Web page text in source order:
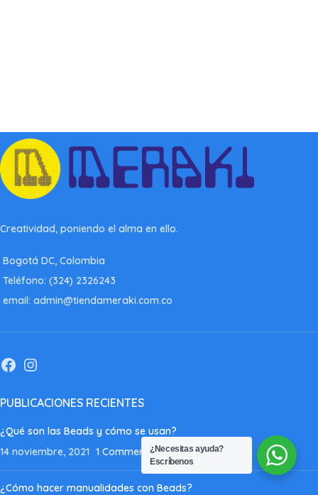
Creatividad, poniendo el alma en ello.
Bogotá DC, Colombia
Teléfono: (324) 2326243
email: admin@tiendameraki.com.co
PUBLICACIONES RECIENTES
¿Qué son las Beads y cómo se usan?
14 noviembre, 2021 1 Comment
¿Cómo hacer manualidades con Beads?
¿Necesitas ayuda?
Escríbenos